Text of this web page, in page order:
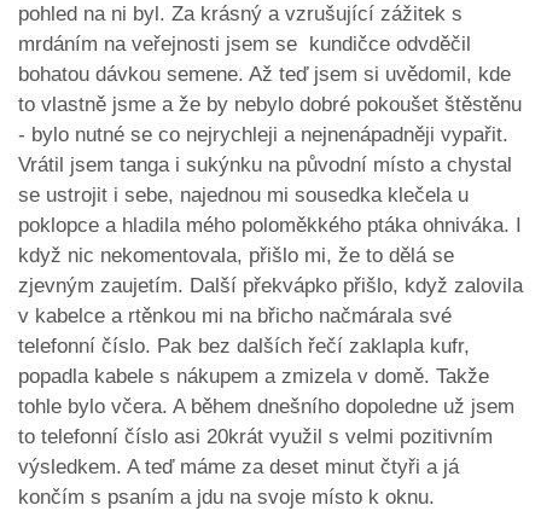
pohled na ni byl. Za krásný a vzrušující zážitek s
mrdáním na veřejnosti jsem se kundičce odvděčil
bohatou dávkou semene. Až teď jsem si uvědomil, kde
to vlastně jsme a že by nebylo dobré pokoušet štěstěnu
- bylo nutné se co nejrychleji a nejnenápadněji vypařit.
Vrátil jsem tanga i sukýnku na původní místo a chystal
se ustrojit i sebe, najednou mi sousedka klečela u
poklopce a hladila mého poloměkkého ptáka ohniváka. I
když nic nekomentovala, přišlo mi, že to dělá se
zjevným zaujetím. Další překvápko přišlo, když zalovila
v kabelce a rtěnkou mi na břicho načmárala své
telefonní číslo. Pak bez dalších řečí zaklapla kufr,
popadla kabele s nákupem a zmizela v domě. Takže
tohle bylo včera. A během dnešního dopoledne už jsem
to telefonní číslo asi 20krát využil s velmi pozitivním
výsledkem. A teď máme za deset minut čtyři a já
končím s psaním a jdu na svoje místo k oknu.